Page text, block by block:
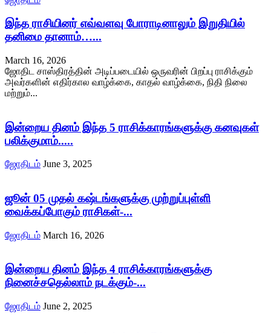
இந்த ராசியினர் எவ்வளவு போராடினாலும் இறுதியில்
தனிமை தானாம்…...
March 16, 2026
ஜோதிட சாஸ்திரத்தின் அடிப்படையில் ஒருவரின் பிறப்பு ராசிக்கும்
அவர்களின் எதிர்கால வாழ்க்கை, காதல் வாழ்க்கை, நிதி நிலை
மற்றும்...
இன்றைய தினம் இந்த 5 ராசிக்காரங்களுக்கு கனவுகள்
பலிக்குமாம்.....
ஜோதிடம் June 3, 2025
ஜூன் 05 முதல் கஷ்டங்களுக்கு முற்றுப்புள்ளி
வைக்கப்போகும் ராசிகள்-...
ஜோதிடம் March 16, 2026
இன்றைய தினம் இந்த 4 ராசிக்காரங்களுக்கு
நினைச்சதெல்லாம் நடக்கும்-...
ஜோதிடம் June 2, 2025